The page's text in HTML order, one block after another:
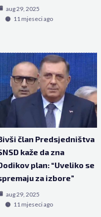
aug 29, 2025
11 mjeseci ago
član Predsjedništva
kaže da zna
plan: “Uveliko se
za izbore”
aug 29, 2025
11 mjeseci ago